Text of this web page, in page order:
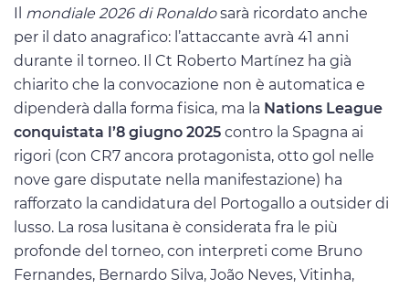
mondiale 2026 di Ronaldosarà ricordato anche
per il dato anagrafico: l’attaccante avrà 41 anni
durante il torneo. Il Ct Roberto Martínez ha già
chiarito che la convocazione non è automatica e
dipenderà dalla forma fisica, ma la Nations League
conquistata l’8 giugno 2025 contro la Spagna ai
rigori (con CR7 ancora protagonista, otto gol nelle
nove gare disputate nella manifestazione) ha
rafforzato la candidatura del Portogallo a outsider di
lusso. La rosa lusitana è considerata fra le più
profonde del torneo, con interpreti come Bruno
Fernandes, Bernardo Silva, João Neves, Vitinha,